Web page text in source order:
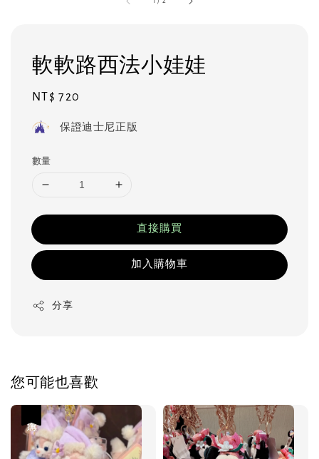
軟軟路西法小娃娃
Regular
NT$ 720
保證迪士尼正版
數量
直接購買
加入購物車
分享
您可能也喜歡